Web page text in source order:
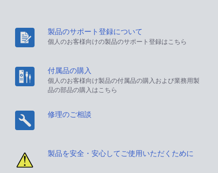
製品のサポート登録について
個人のお客様向けの製品のサポート登録はこちら
付属品の購入
個人のお客様向け製品の付属品の購入および業務用製
品の部品の購入はこちら
修理のご相談
製品を安全・安心してご使用いただくために